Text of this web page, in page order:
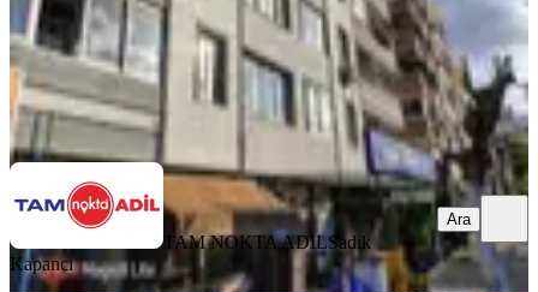
TAM NOKTA ADİL Sadık Kapancı
Ara
TAM NOKTA ADİLSadık
Kapancı
Ara